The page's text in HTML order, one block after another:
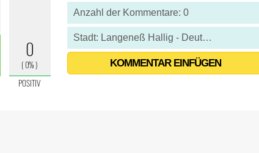
Anzahl der Kommentare: 0
Stadt: Langeneß Hallig - Deutschland
KOMMENTAR EINFÜGEN